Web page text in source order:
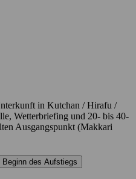
in Kutchan / Hirafu /
Wetterbriefing und 20- bis 40-
Ausgangspunkt (Makkari
des Aufstiegs